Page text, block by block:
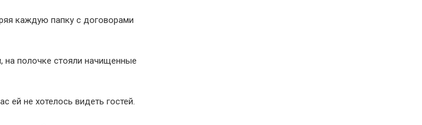
каждую папку с договорами
на полочке стояли начищенные
ей не хотелось видеть гостей.